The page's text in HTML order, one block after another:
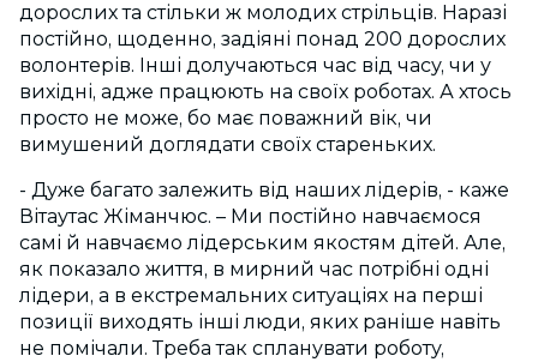
дорослих та стільки ж молодих стрільців. Наразі
постійно, щоденно, задіяні понад 200 дорослих
волонтерів. Інші долучаються час від часу, чи у
вихідні, адже працюють на своїх роботах. А хтось
просто не може, бо має поважний вік, чи
вимушений доглядати своїх стареньких.
- Дуже багато залежить від наших лідерів, - каже
Вітаутас Жіманчюс. – Ми постійно навчаємося
самі й навчаємо лідерським якостям дітей. Але,
як показало життя, в мирний час потрібні одні
лідери, а в екстремальних ситуаціях на перші
позиції виходять інші люди, яких раніше навіть
не помічали. Треба так спланувати роботу,